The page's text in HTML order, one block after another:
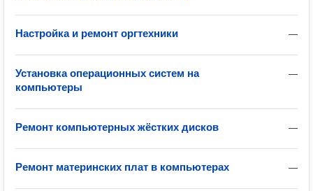
—
Настройка и ремонт оргтехники
—
Установка операционных систем на
компьютеры
—
Ремонт компьютерных жёстких дисков
—
Ремонт материнских плат в компьютерах